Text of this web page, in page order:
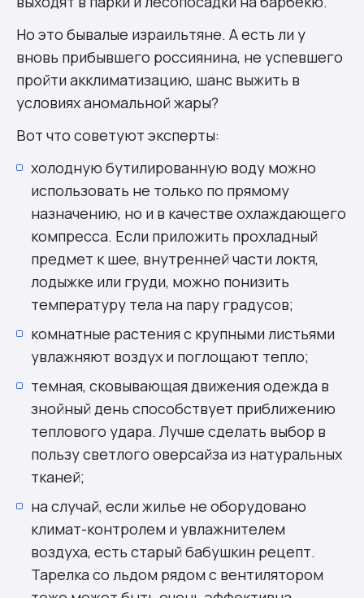
Но это бывалые израильтяне. А есть ли у
вновь прибывшего россиянина, не успевшего
пройти акклиматизацию, шанс выжить в
условиях аномальной жары?
Вот что советуют эксперты:
холодную бутилированную воду можно
использовать не только по прямому
назначению, но и в качестве охлаждающего
компресса. Если приложить прохладный
предмет к шее, внутренней части локтя,
лодыжке или груди, можно понизить
температуру тела на пару градусов;
комнатные растения с крупными листьями
увлажняют воздух и поглощают тепло;
темная, сковывающая движения одежда в
знойный день способствует приближению
теплового удара. Лучше сделать выбор в
пользу светлого оверсайза из натуральных
тканей;
на случай, если жилье не оборудовано
климат-контролем и увлажнителем
воздуха, есть старый бабушкин рецепт.
Тарелка со льдом рядом с вентилятором